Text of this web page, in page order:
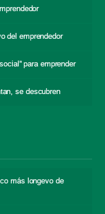
del emprendedor
para emprender
se descubren
más longevo de